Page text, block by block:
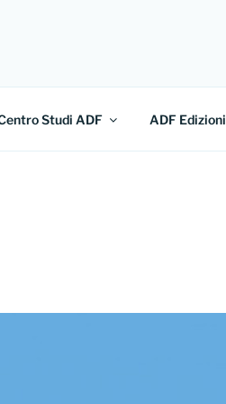
Studi ADF ADF Edizioni